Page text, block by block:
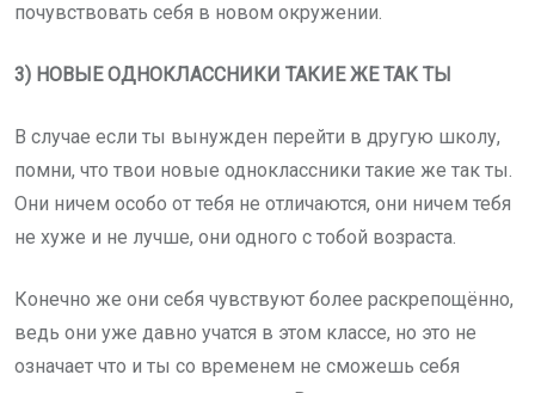
почувствовать себя в новом окружении.
3) НОВЫЕ ОДНОКЛАССНИКИ ТАКИЕ ЖЕ ТАК ТЫ
В случае если ты вынужден перейти в другую школу,
помни, что твои новые одноклассники такие же так ты.
Они ничем особо от тебя не отличаются, они ничем тебя
не хуже и не лучше, они одного с тобой возраста.
Конечно же они себя чувствуют более раскрепощённо,
ведь они уже давно учатся в этом классе, но это не
означает что и ты со временем не сможешь себя